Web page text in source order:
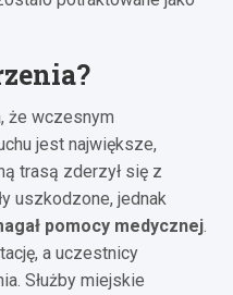
że wczesnym
jest największe,
trasą zderzył się z
uszkodzone, jednak
pomocy medycznej.
a uczestnicy
Służby miejskie